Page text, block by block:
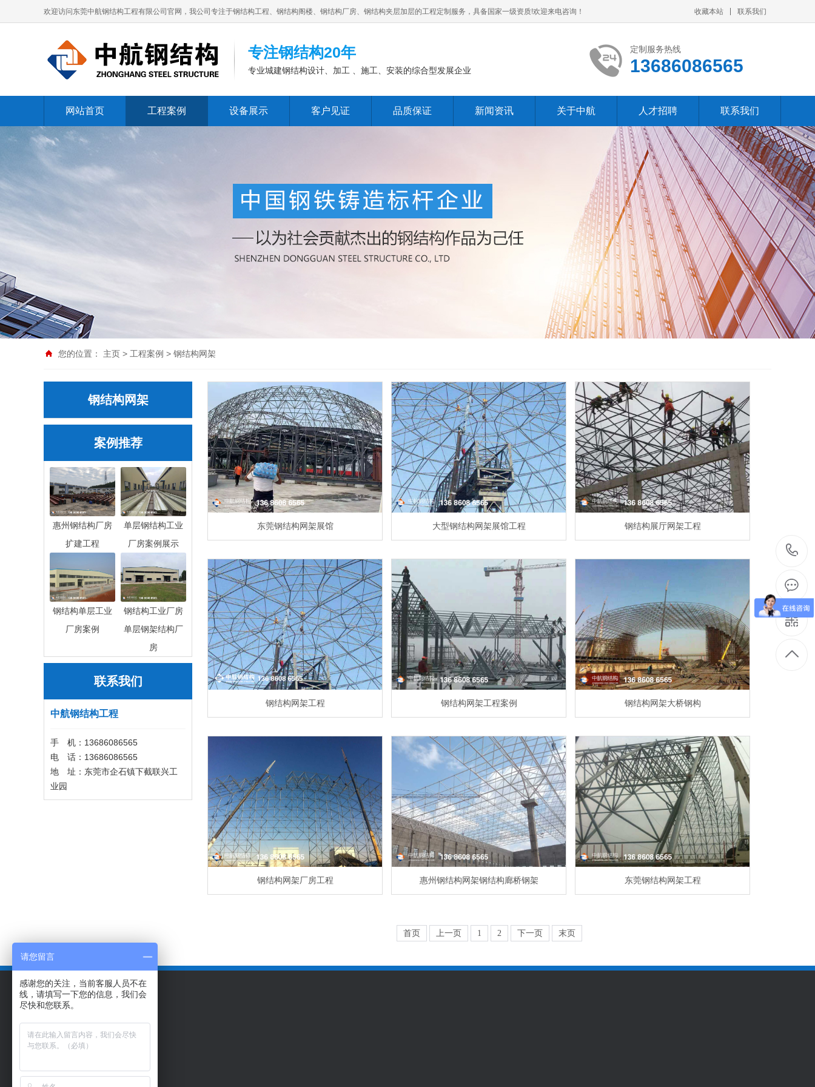
欢迎访问东莞中航钢结构工程有限公司官网，我公司专注于钢结构工程、钢结构阁楼、钢结构厂房、钢结构夹层加层的工程定制服务，具备国家一级资质!欢迎来电咨询！ 收藏本站 联系我们
专注钢结构20年
专业城建钢结构设计、加工 、施工、安装的综合型发展企业
定制服务热线
13686086565
网站首页 工程案例 设备展示 客户见证 品质保证 新闻资讯 关于中航 人才招聘 联系我们
您的位置： 主页 > 工程案例 > 钢结构网架
钢结构网架
案例推荐
惠州钢结构厂房
扩建工程
单层钢结构工业
厂房案例展示
钢结构单层工业
厂房案例
钢结构工业厂房
单层钢架结构厂
房
联系我们
中航钢结构工程
手 机：13686086565
电 话：13686086565
地 址：东莞市企石镇下截联兴工
业园
东莞钢结构网架展馆 大型钢结构网架展馆工程 钢结构展厅网架工程
钢结构网架工程 钢结构网架工程案例 钢结构网架大桥钢构
钢结构网架厂房工程 惠州钢结构网架钢结构廊桥钢架 东莞钢结构网架工程
首页 上一页 1 2 下一页 末页
请您留言
感谢您的关注，当前客服人员不在
线，请填写一下您的信息，我们会
尽快和您联系。